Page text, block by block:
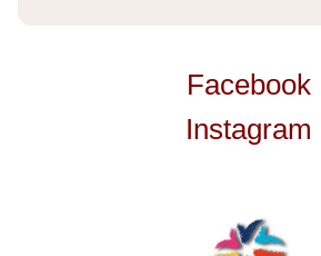
Facebook
Instagram